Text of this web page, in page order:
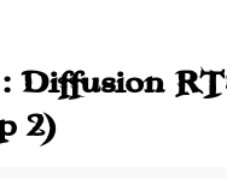
Diffusion
2)